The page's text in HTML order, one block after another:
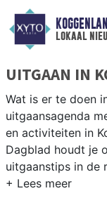
lokaal
UITGAAN IN
Wat is er te doen
uitgaansagenda
en activiteiten in
Dagblad houdt je
uitgaanstips in de